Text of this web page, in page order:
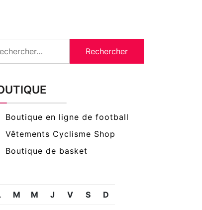
Boutique en ligne de football
Vêtements Cyclisme Shop
Boutique de basket
M M J V S D